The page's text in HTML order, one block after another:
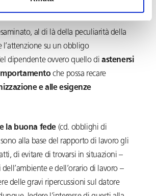
al di là della peculiarità della
l’attenzione su un obbligo
dipendente ovvero quello diastenersi
che possa recare
e alle esigenze
la buona fede (cd. obblighi di
alla base del rapporto di lavoro gli
di evitare di trovarsi in situazioni –
e dell’orario di lavoro –
delle gravi ripercussioni sul datore